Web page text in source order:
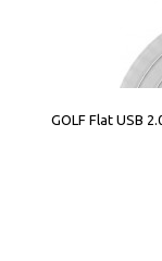
GOLF Flat USB